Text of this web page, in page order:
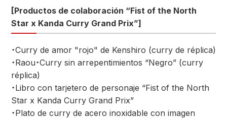
[Productos de colaboración “Fist of the North
Star x Kanda Curry Grand Prix”]
・Curry de amor "rojo" de Kenshiro (curry de réplica)
・Raou・Curry sin arrepentimientos “Negro” (curry
réplica)
・Libro con tarjetero de personaje “Fist of the North
Star x Kanda Curry Grand Prix”
・Plato de curry de acero inoxidable con imagen